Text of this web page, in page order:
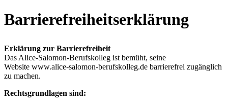
Barrierefreiheitserklärung
Erklärung zur Barrierefreiheit
Das Alice-Salomon-Berufskolleg ist bemüht, seine
Website www.alice-salomon-berufskolleg.de barrierefrei zugänglich
zu machen.
Rechtsgrundlagen sind: